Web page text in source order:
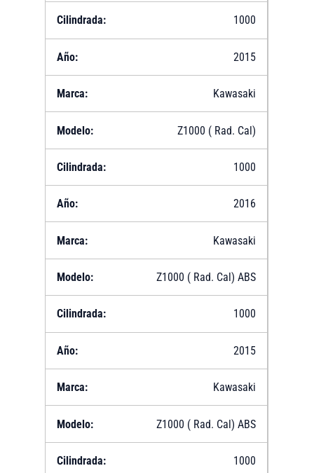
1000
2015
Kawasaki
Z1000 ( Rad. Cal)
1000
2016
Kawasaki
Z1000 ( Rad. Cal) ABS
1000
2015
Kawasaki
Z1000 ( Rad. Cal) ABS
1000